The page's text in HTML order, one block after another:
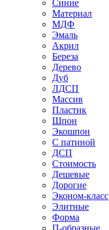
Синие
Материал
МДФ
Эмаль
Акрил
Береза
Дерево
Дуб
ЛДСП
Массив
Пластик
Шпон
Экошпон
С патиной
ДСП
Стоимость
Дешевые
Дорогие
Эконом-класс
Элитные
Форма
П-образные